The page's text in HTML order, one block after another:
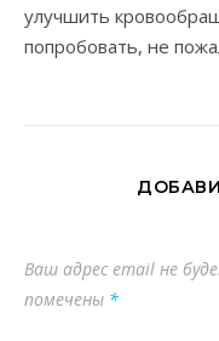
улучшить
попробовать, не
Ваш адрес email не
помечены *